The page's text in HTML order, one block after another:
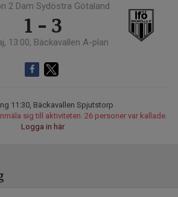
2 Dam Sydöstra Götaland
1 - 3
13:00, Bäckavallen A-plan
11:30, Bäckavallen Spjutstorp
sig till aktiviteten. 26 personer var kallade.
Logga in här